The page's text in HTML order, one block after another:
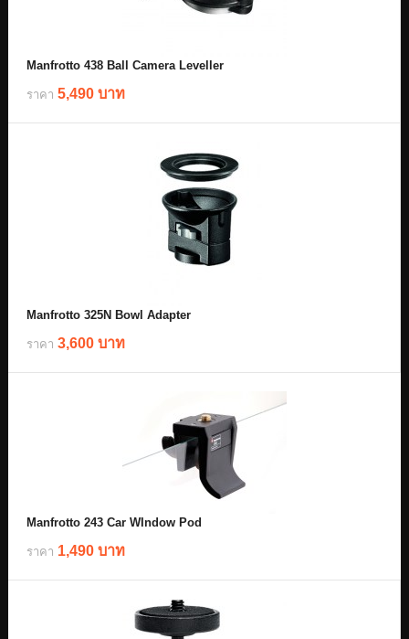
Manfrotto 438 Ball Camera Leveller
ราคา 5,490 บาท
Manfrotto 325N Bowl Adapter
ราคา 3,600 บาท
Manfrotto 243 Car WIndow Pod
ราคา 1,490 บาท